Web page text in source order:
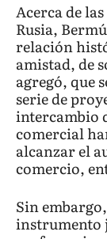
Acerca de
Rusia,
relación
amistad, de
agregó, que
serie de
intercambio
comercial
alcanzar el
comercio,
Sin
instrumento